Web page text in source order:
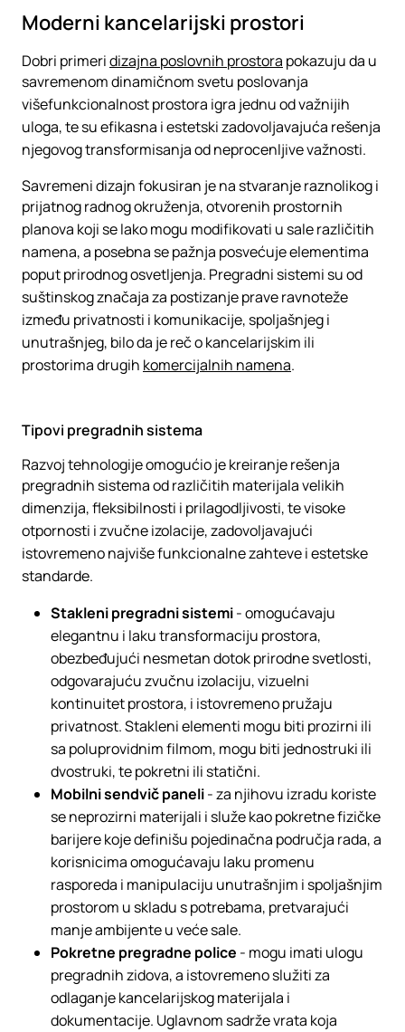
Moderni kancelarijski prostori
Dobri primeridizajna poslovnih prostora pokazuju da u
savremenom dinamičnom svetu poslovanja
višefunkcionalnost prostora igra jednu od važnijih
uloga, te su efikasna i estetski zadovoljavajuća rešenja
njegovog transformisanja od neprocenljive važnosti.
Savremeni dizajn fokusiran je na stvaranje raznolikog i
prijatnog radnog okruženja, otvorenih prostornih
planova koji se lako mogu modifikovati u sale različitih
namena, a posebna se pažnja posvećuje elementima
poput prirodnog osvetljenja. Pregradni sistemi su od
suštinskog značaja za postizanje prave ravnoteže
između privatnosti i komunikacije, spoljašnjeg i
unutrašnjeg, bilo da je reč o kancelarijskim ili
prostorima drugih komercijalnih namena.
Tipovi pregradnih sistema
Razvoj tehnologije omogućio je kreiranje rešenja
pregradnih sistema od različitih materijala velikih
dimenzija, fleksibilnosti i prilagodljivosti, te visoke
otpornosti i zvučne izolacije, zadovoljavajući
istovremeno najviše funkcionalne zahteve i estetske
standarde.
Stakleni pregradni sistemi- omogućavaju
elegantnu i laku transformaciju prostora,
obezbeđujući nesmetan dotok prirodne svetlosti,
odgovarajuću zvučnu izolaciju, vizuelni
kontinuitet prostora, i istovremeno pružaju
privatnost. Stakleni elementi mogu biti prozirni ili
sa poluprovidnim filmom, mogu biti jednostruki ili
dvostruki, te pokretni ili statični.
Mobilni sendvič paneli- za njihovu izradu koriste
se neprozirni materijali i služe kao pokretne fizičke
barijere koje definišu pojedinačna područja rada, a
korisnicima omogućavaju laku promenu
rasporeda i manipulaciju unutrašnjim i spoljašnjim
prostorom u skladu s potrebama, pretvarajući
manje ambijente u veće sale.
Pokretne pregradne police - mogu imati ulogu
pregradnih zidova, a istovremeno služiti za
odlaganje kancelarijskog materijala i
dokumentacije. Uglavnom sadrže vrata koja